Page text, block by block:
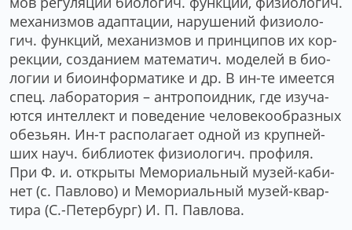
ме­ха­низ­мов адап­та­ции, на­ру­ше­ний фи­зио­ло­
гич. функ­ций, ме­ха­низ­мов и прин­ци­пов их кор­
рек­ции, соз­да­ни­ем ма­те­ма­тич. мо­де­лей в био­
ло­гии и био­ин­фор­ма­ти­ке и др. В ин-те име­ет­ся
спец. ла­бо­ра­то­рия – ан­тро­по­ид­ник, где изу­ча­
ют­ся ин­тел­лект и по­ве­де­ние че­ло­ве­ко­об­раз­ных
обезь­ян. Ин-т рас­по­ла­га­ет од­ной из круп­ней­
ших на­уч. биб­лио­тек фи­зио­ло­гич. про­фи­ля.
При Ф. и. от­кры­ты Ме­мо­ри­аль­ный му­зей-ка­би­
нет (с. Пав­ло­во) и Ме­мо­ри­аль­ный му­зей-квар­
ти­ра (С.-Пе­тер­бург) И. П. Пав­ло­ва.